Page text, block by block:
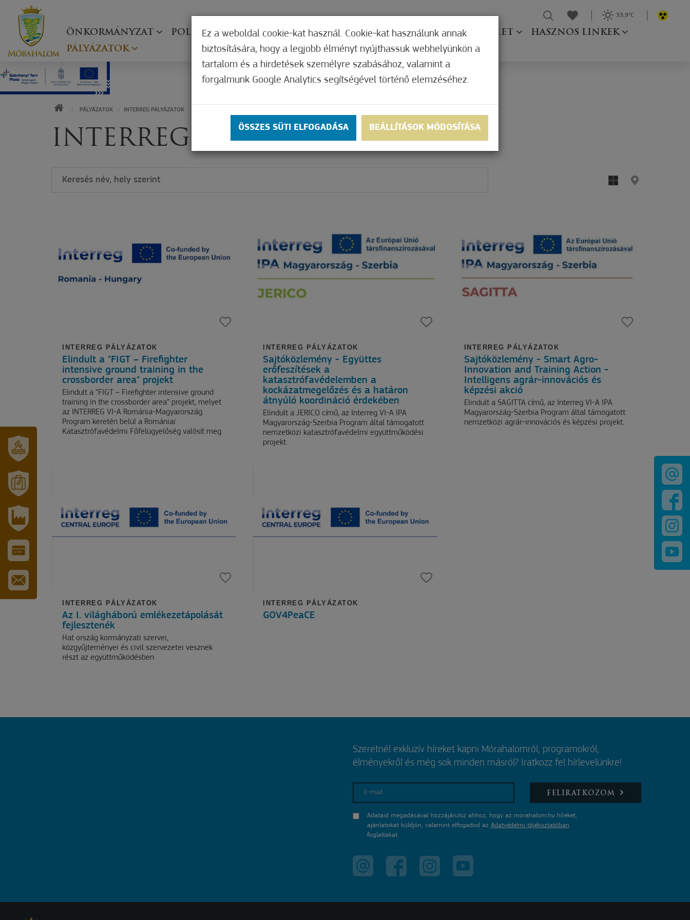
ERZSÉBET
GYÓGYFÜRDŐ
TURISZTIKA
PARK
ÉS
TURISZTIKAI
KÁRTYA
HÍRLEVELÜNKRE
ÖNKORMÁNYZAT POLGÁRMESTERI HIVATAL INTÉZMÉNYEK KÉPVISELŐ TESTÜLET
HASZNOS LINKEK
PÁLYÁZATOK
33,9°C
KEZDŐOLDAL
PÁLYÁZATOK INTERREG PÁLYÁZATOK
INTERREG PÁLYÁZATOK
INTERREG PÁLYÁZATOK
Elindult a "FIGT – Firefighter
intensive ground training in the
crossborder area" projekt
Elindult a ”FIGT – Firefighter intensive ground
training in the crossborder area” projekt, melyet
az INTERREG VI-A Románia-Magyarország
Program keretén belül a Romániai
Katasztrófavédelmi Főfelügyelőség valósít meg.
INTERREG PÁLYÁZATOK
Sajtóközlemény - Együttes
erőfeszítések a
katasztrófavédelemben a
kockázatmegelőzés és a határon
átnyúló koordináció érdekében
Elindult a JERICO című, az Interreg VI-A IPA
Magyarország-Szerbia Program által támogatott
nemzetközi katasztrófavédelmi együttműködési
projekt.
INTERREG PÁLYÁZATOK
Sajtóközlemény - Smart Agro-
Innovation and Training Action -
Intelligens agrár-innovációs és
képzési akció
Elindult a SAGITTA című, az Interreg VI-A IPA
Magyarország-Szerbia Program által támogatott
nemzetközi agrár-innovációs és képzési projekt.
INTERREG PÁLYÁZATOK
Az I. világháború emlékezetápolását
fejlesztenék
Hat ország kormányzati szervei,
közgyűjteményei és civil szervezetei vesznek
részt az együttműködésben
INTERREG PÁLYÁZATOK
GOV4PeaCE
Ez a weboldal cookie-kat használ. Cookie-kat használunk annak
biztosítására, hogy a legjobb élményt nyújthassuk webhelyünkön a
tartalom és a hirdetések személyre szabásához, valamint a
forgalmunk Google Analytics segítségével történő elemzéséhez.
ÖSSZES SÜTI ELFOGADÁSA BEÁLLÍTÁSOK MÓDOSÍTÁSA
Szeretnél exkluzív híreket kapni Mórahalomról, programokról,
élményekről és még sok minden másról? Iratkozz fel hírlevelünkre!
E-mail
FELIRATKOZOM
Adataid megadásával hozzájárulsz ahhoz, hogy az morahalom.hu híreket,
ajánlatokat küldjön, valamint elfogadod az Adatvédelmi tájékoztatóban
foglaltakat.